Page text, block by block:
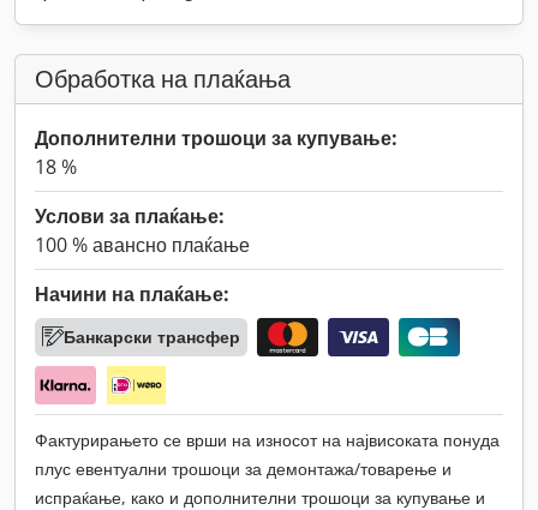
Обработка на плаќања
Дополнителни трошоци за купување:
18 %
Услови за плаќање:
100 % авансно плаќање
Начини на плаќање:
Банкарски трансфер
Фактурирањето се врши на износот на највисоката понуда
плус евентуални трошоци за демонтажа/товарење и
испраќање, како и дополнителни трошоци за купување и